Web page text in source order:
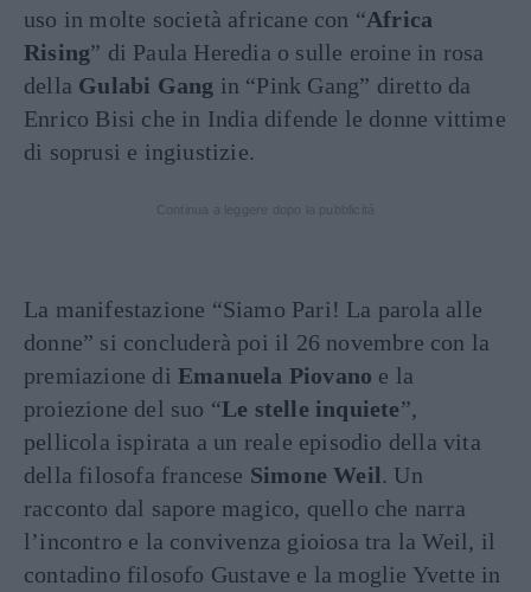
uso in molte società africane con “Africa
Rising” di Paula Heredia o sulle eroine in rosa
della Gulabi Gang in “Pink Gang” diretto da
Enrico Bisi che in India difende le donne vittime
di soprusi e ingiustizie.
La manifestazione “Siamo Pari! La parola alle
donne” si concluderà poi il 26 novembre con la
premiazione di Emanuela Piovano e la
proiezione del suo “Le stelle inquiete”,
pellicola ispirata a un reale episodio della vita
della filosofa francese Simone Weil. Un
racconto dal sapore magico, quello che narra
l’incontro e la convivenza gioiosa tra la Weil, il
contadino filosofo Gustave e la moglie Yvette in